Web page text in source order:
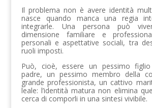
Il problema non è avere identità
nasce quando manca una regia
integrarle. Una persona può
dimensione familiare e
personali e aspettative sociali, tra
ruoli imposti.
Può, cioè, essere un pessimo
padre, un pessimo membro della
grande professionista, un cattivo
leale: l’identità matura non elimina
cerca di comporli in una sintesi vivibile.